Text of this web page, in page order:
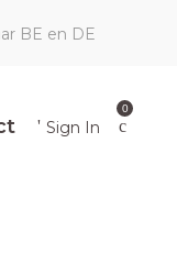
BE en DE
Sign In
0